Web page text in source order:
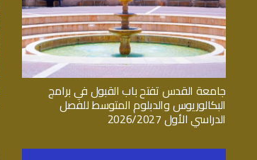
جامعة القدس تفتح باب القبول في برامج
البكالوريوس والدبلوم المتوسط للفصل
الدراسي الأول 2026/2027